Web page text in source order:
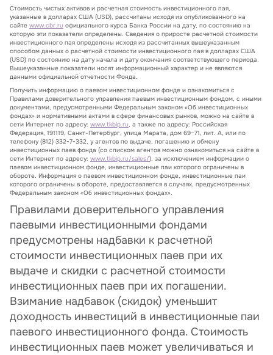
Стоимость чистых активов и расчетная стоимость инвестиционного пая,
указанные в долларах США (USD), рассчитаны исходя из опубликованного на
сайте www.cbr.ru официального курса Банка России на дату, по состоянию на
которую эти показатели определены. Сведения о приросте расчетной стоимости
инвестиционного пая определены исходя из рассчитанных вышеуказанным
способом данных о расчетной стоимости инвестиционного пая в долларах США
(USD) по состоянию на дату начала и дату окончания соответствующего периода.
Вышеуказанные показатели носят информационный характер и не являются
данными официальной отчетности Фонда.
Получить информацию о паевом инвестиционном фонде и ознакомиться с
Правилами доверительного управления паевым инвестиционным фондом, с иными
документами, предусмотренными Федеральным законом «Об инвестиционных
фондах» и нормативными актами в сфере финансовых рынков, можно на сайте в
сети Интернет по адресу: www.tkbip.ru, а также по адресу: Российская
Федерация, 191119, Санкт-Петербург, улица Марата, дом 69–71, лит. А, или по
телефону (812) 332-7-332, у агентов по выдаче, погашению и обмену
инвестиционных паев фонда (со списком агентов можно ознакомиться на сайте в
сети Интернет по адресу: www.tkbip.ru/sales/), за исключением информации о
паевом инвестиционном фонде, инвестиционные паи которого ограничены в
обороте. Информация о паевом инвестиционном фонде, инвестиционные паи
которого ограничены в обороте, предоставляется в случаях, предусмотренных
Федеральным законом «Об инвестиционных фондах».
Правилами доверительного управления
паевыми инвестиционными фондами
предусмотрены надбавки к расчетной
стоимости инвестиционных паев при их
выдаче и скидки с расчетной стоимости
инвестиционных паев при их погашении.
Взимание надбавок (скидок) уменьшит
доходность инвестиций в инвестиционные паи
паевого инвестиционного фонда. Стоимость
инвестиционных паев может увеличиваться и